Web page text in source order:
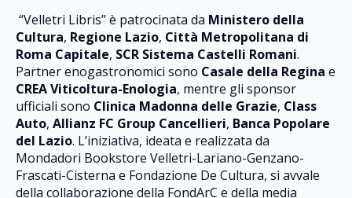
“Velletri Libris” è patrocinata da Ministero della
Cultura, Regione Lazio, Città Metropolitana di
Roma Capitale, SCR Sistema Castelli Romani.
Partner enogastronomici sono Casale della Regina e
CREA Viticoltura-Enologia, mentre gli sponsor
ufficiali sono Clinica Madonna delle Grazie, Class
Auto, Allianz FC Group Cancellieri, Banca Popolare
del Lazio. L’iniziativa, ideata e realizzata da
Mondadori Bookstore Velletri-Lariano-Genzano-
Frascati-Cisterna e Fondazione De Cultura, si avvale
della collaborazione della FondArC e della media